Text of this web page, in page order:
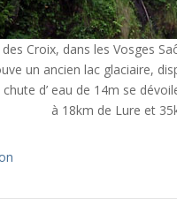
Croix, dans les Vosges
un ancien lac glaciaire,
d’ eau de 14m se
à 18km de Lure et